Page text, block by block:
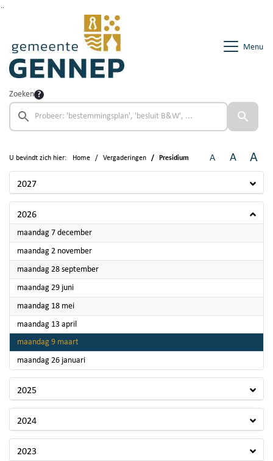
Menu
Zoeken
U bevindt zich hier: Home Vergaderingen Presidium A A A
2027
2026
maandag 7 december2026
maandag 2 november2026
maandag 28 september2026
maandag 29 juni2026
maandag 18 mei2026
maandag 13 april
maandag 9 maart2026
maandag 26 januari2026
2025
2024
2023